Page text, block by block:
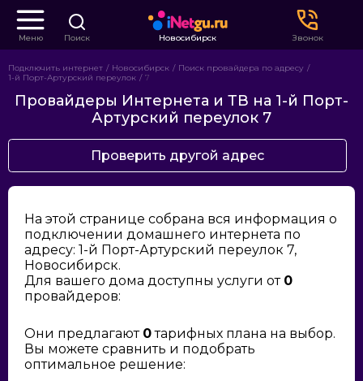
Меню Поиск Новосибирск Звонок
Подключить интернет Новосибирск
Поиск провайдера по адресу
1-й Порт-Артурский переулок
7
Провайдеры Интернета и ТВ на 1-й Порт-
Артурский переулок 7
Проверить другой адрес
На этой странице собрана вся информация о
подключении домашнего интернета по
адресу: 1-й Порт-Артурский переулок 7,
Новосибирск.
Для вашего дома доступны услуги от 0
провайдеров:
Они предлагают 0тарифных плана на выбор.
Вы можете сравнить и подобрать
оптимальное решение: